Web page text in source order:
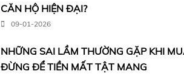
CĂN HỘ HIỆN ĐẠI?
09-01-2026
NHỮNG SAI LẦM THƯỜNG GẶP KHI
ĐỪNG ĐỂ TIỀN MẤT TẬT MANG